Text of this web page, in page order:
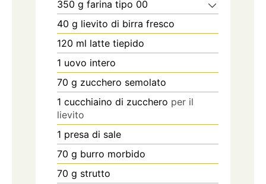
350 g farina tipo 00
40 g lievito di birra fresco
120 ml latte tiepido
1 uovo intero
70 g zucchero semolato
1 cucchiaino di zucchero per il
lievito
1 presa di sale
70 g burro morbido
70 g strutto